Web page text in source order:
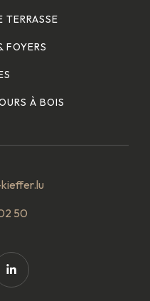
TERRASSE
FOYERS
À BOIS
50